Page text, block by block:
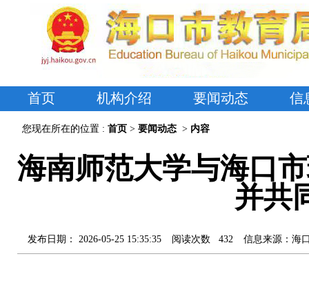
首页 机构介绍 要闻动态 信
您现在所在的位置 : 首页 > 要闻动态 > 内容
海南师范大学与海口
并共
发布日期： 2026-05-25 15:35:35 阅读次数 432 信息来源： 海